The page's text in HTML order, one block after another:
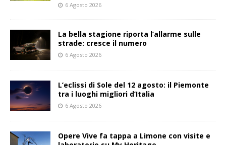
6 Agosto 2026
La bella stagione riporta l’allarme sulle
strade: cresce il numero
6 Agosto 2026
L’eclissi di Sole del 12 agosto: il Piemonte
tra i luoghi migliori d’Italia
6 Agosto 2026
Opere Vive fa tappa a Limone con visite e